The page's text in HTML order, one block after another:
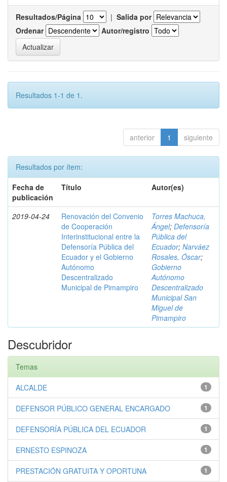
Resultados/Página | Salida por
Ordenar
Autor/registro
Resultados 1-1 de 1.
anterior 1 siguiente
Resultados por ítem:
Fecha de
publicación
Título Autor(es)
2019-04-24
Renovación del Convenio
de Cooperación
Interinstitucional entre la
Defensoría Pública del
Ecuador y el Gobierno
Autónomo
Descentralizado
Municipal de Pimampiro
Torres Machuca,
Ángel; Defensoría
Pública del
Ecuador; Narváez
Rosales, Óscar;
Gobierno
Autónomo
Descentralizado
Municipal San
Miguel de
Pimampiro
Descubridor
Temas
1
ALCALDE
1
DEFENSOR PÚBLICO GENERAL ENCARGADO
1
DEFENSORÍA PÚBLICA DEL ECUADOR
1
ERNESTO ESPINOZA
1
PRESTACIÓN GRATUITA Y OPORTUNA